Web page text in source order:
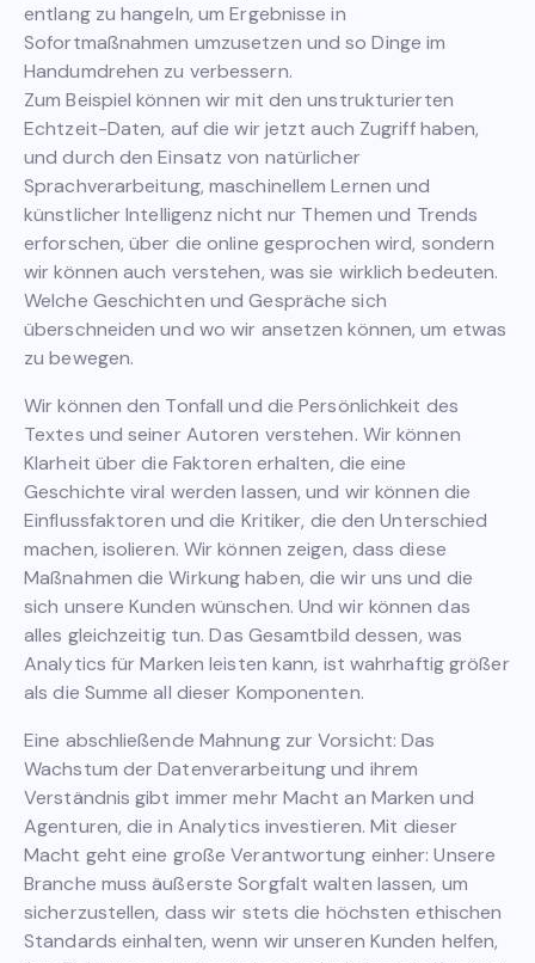
entlang zu hangeln, um Ergebnisse in
Sofortmaßnahmen umzusetzen und so Dinge im
Handumdrehen zu verbessern.
Zum Beispiel können wir mit den unstrukturierten
Echtzeit-Daten, auf die wir jetzt auch Zugriff haben,
und durch den Einsatz von natürlicher
Sprachverarbeitung, maschinellem Lernen und
künstlicher Intelligenz nicht nur Themen und Trends
erforschen, über die online gesprochen wird, sondern
wir können auch verstehen, was sie wirklich bedeuten.
Welche Geschichten und Gespräche sich
überschneiden und wo wir ansetzen können, um etwas
zu bewegen.
Wir können den Tonfall und die Persönlichkeit des
Textes und seiner Autoren verstehen. Wir können
Klarheit über die Faktoren erhalten, die eine
Geschichte viral werden lassen, und wir können die
Einflussfaktoren und die Kritiker, die den Unterschied
machen, isolieren. Wir können zeigen, dass diese
Maßnahmen die Wirkung haben, die wir uns und die
sich unsere Kunden wünschen. Und wir können das
alles gleichzeitig tun. Das Gesamtbild dessen, was
Analytics für Marken leisten kann, ist wahrhaftig größer
als die Summe all dieser Komponenten.
Eine abschließende Mahnung zur Vorsicht: Das
Wachstum der Datenverarbeitung und ihrem
Verständnis gibt immer mehr Macht an Marken und
Agenturen, die in Analytics investieren. Mit dieser
Macht geht eine große Verantwortung einher: Unsere
Branche muss äußerste Sorgfalt walten lassen, um
sicherzustellen, dass wir stets die höchsten ethischen
Standards einhalten, wenn wir unseren Kunden helfen,